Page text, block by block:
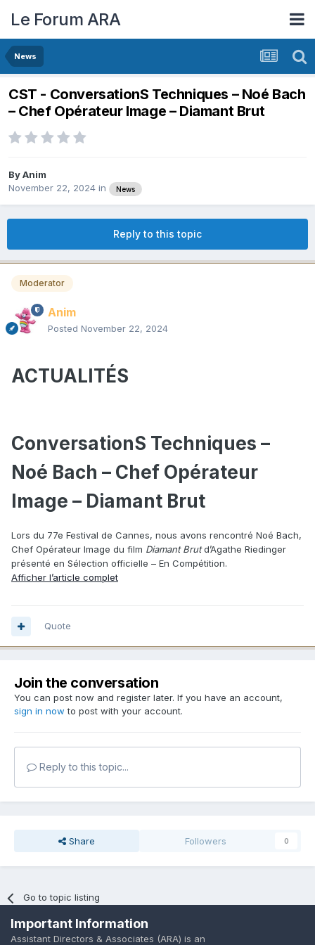
Le Forum ARA
News
CST - ConversationS Techniques – Noé Bach
– Chef Opérateur Image – Diamant Brut
ByAnim
November 22, 2024 in News
Reply to this topic
Moderator
Anim
Posted November 22, 2024
ACTUALITÉS
ConversationS Techniques –
Noé Bach – Chef Opérateur
Image – Diamant Brut
Lors du 77e Festival de Cannes, nous avons rencontré Noé Bach,
Chef Opérateur Image du film Diamant Brutd’Agathe Riedinger
présenté en Sélection officielle – En Compétition.
Afficher l’article complet
Quote
Join the conversation
You can post now and register later. If you have an account,
sign in now to post with your account.
Reply to this topic...
Share Followers 0
Go to topic listing
Important Information
Assistant Directors & Associates (ARA) is an